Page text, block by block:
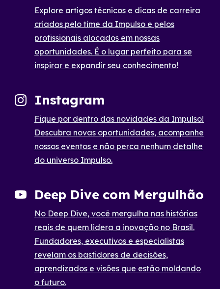
Explore artigos técnicos e dicas de carreira
criados pelo time da Impulso e pelos
profissionais alocados em nossas
oportunidades. É o lugar perfeito para se
inspirar e expandir seu conhecimento!
Instagram
Fique por dentro das novidades da Impulso!
Descubra novas oportunidades, acompanhe
nossos eventos e não perca nenhum detalhe
do universo Impulso.
Deep Dive com Mergulhão
No Deep Dive, você mergulha nas histórias
reais de quem lidera a inovação no Brasil.
Fundadores, executivos e especialistas
revelam os bastidores de decisões,
aprendizados e visões que estão moldando
o futuro.